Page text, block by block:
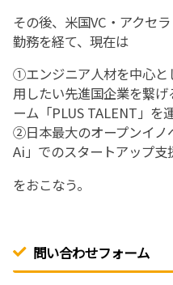
その後、米国VC・アクセ
勤務を経て、現在は
①エンジニア人材を中心と
用したい先進国企業を繋
ーム「PLUS TALENT」を
②日本最大のオープンイノ
Ai」でのスタートアップ支
をおこなう。
問い合わせフォーム